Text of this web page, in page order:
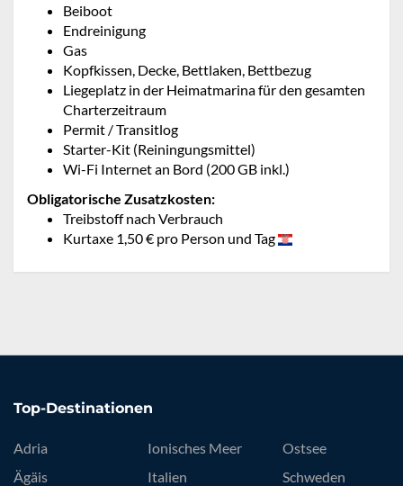
Beiboot
Endreinigung
Gas
Kopfkissen, Decke, Bettlaken, Bettbezug
Liegeplatz in der Heimatmarina für den gesamten
Charterzeitraum
Permit / Transitlog
Starter-Kit (Reiningungsmittel)
Wi-Fi Internet an Bord (200 GB inkl.)
Obligatorische Zusatzkosten:
Treibstoff nach Verbrauch
Kurtaxe 1,50 € pro Person und Tag
Top-Destinationen
Adria
Ägäis
Ionisches Meer
Italien
Ostsee
Schweden